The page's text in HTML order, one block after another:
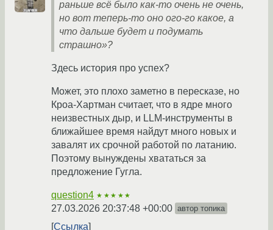
раньше всё было как-то очень не очень,
но вот теперь-то оно ого-го какое, а
что дальше будет и подумать
страшно»?
Здесь история про успех?
Может, это плохо заметно в пересказе, но
Кроа-Хартман считает, что в ядре много
неизвестных дыр, и LLM-инструменты в
ближайшее время найдут много новых и
завалят их срочной работой по латанию.
Поэтому вынуждены хвататься за
предложение Гугла.
question4 ★★★★★
27.03.2026 20:37:48 +00:00 автор топика
Ссылка